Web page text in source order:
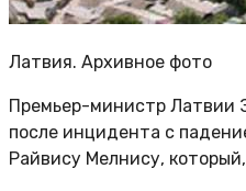
Латвия. Архивное фото
Премьер-министр Латвии
после инцидента с
Райвису Мелнису,